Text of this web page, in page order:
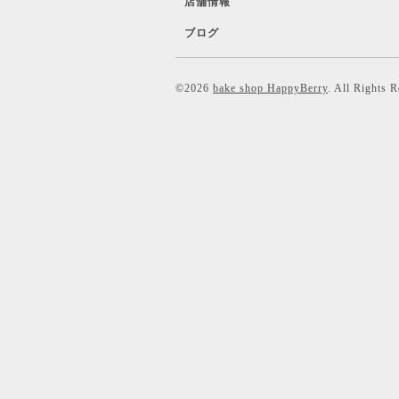
ブログ
©2026 bake shop HappyBerry. All Rights